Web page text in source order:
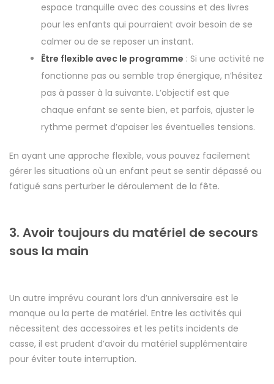
espace tranquille avec des coussins et des livres
pour les enfants qui pourraient avoir besoin de se
calmer ou de se reposer un instant.
Être flexible avec le programme : Si une activité ne
fonctionne pas ou semble trop énergique, n’hésitez
pas à passer à la suivante. L’objectif est que
chaque enfant se sente bien, et parfois, ajuster le
rythme permet d’apaiser les éventuelles tensions.
En ayant une approche flexible, vous pouvez facilement
gérer les situations où un enfant peut se sentir dépassé ou
fatigué sans perturber le déroulement de la fête.
3. Avoir toujours du matériel de secours
sous la main
Un autre imprévu courant lors d’un anniversaire est le
manque ou la perte de matériel. Entre les activités qui
nécessitent des accessoires et les petits incidents de
casse, il est prudent d’avoir du matériel supplémentaire
pour éviter toute interruption.